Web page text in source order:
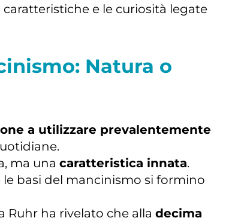
e le curiosità legate
Natura o
a utilizzare prevalentemente
ma una caratteristica innata.
basi del mancinismo si formino
Ruhr ha rivelato che alla decima